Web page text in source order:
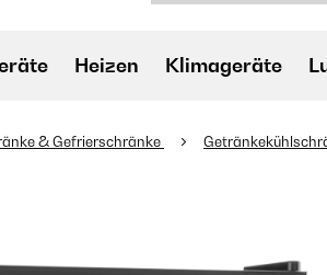
Heizen Klimageräte
& Gefrierschränke